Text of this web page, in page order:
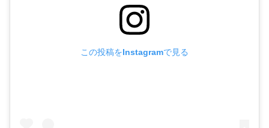
この投稿をInstagramで見る